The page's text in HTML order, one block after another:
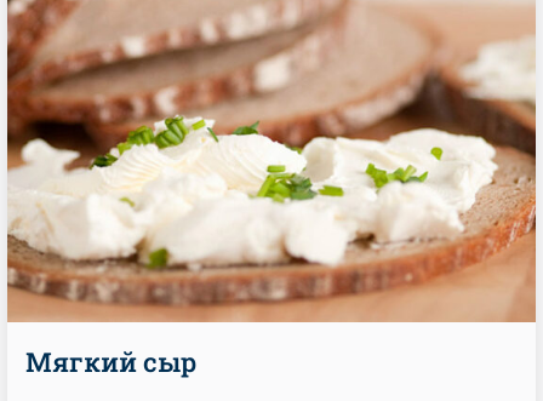
Мягкий сыр